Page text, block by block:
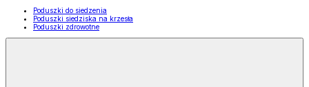
Poduszki do siedzenia
Poduszki siedziska na krzesła
Poduszki zdrowotne